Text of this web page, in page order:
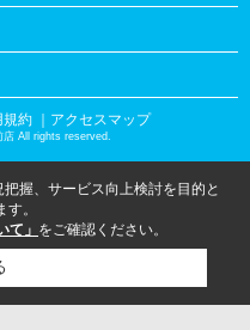
規約 ｜アクセスマップ
All rights reserved.
握、サービス向上検討を目的と
。
て」 をご確認ください。